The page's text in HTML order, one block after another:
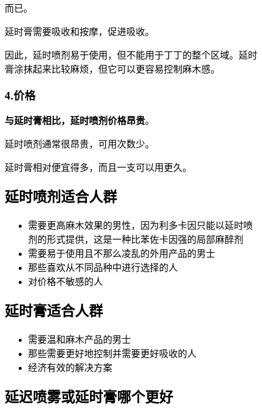
而已。
延时膏需要吸收和按摩，促进吸收。
因此，延时喷剂易于使用，但不能用于丁丁的整个区域。延时
膏涂抹起来比较麻烦，但它可以更容易控制麻木感。
4.价格
与延时膏相比，延时喷剂价格昂贵。
延时喷剂通常很昂贵，可用次数少。
延时膏相对便宜得多，而且一支可以用更久。
延时喷剂适合人群
需要更高麻木效果的男性，因为利多卡因只能以延时喷
剂的形式提供，这是一种比苯佐卡因强的局部麻醉剂
需要易于使用且不那么凌乱的外用产品的男士
那些喜欢从不同品种中进行选择的人
对价格不敏感的人
延时膏适合人群
需要温和麻木产品的男士
那些需要更好地控制并需要更好吸收的人
经济有效的解决方案
延迟喷雾或延时膏哪个更好